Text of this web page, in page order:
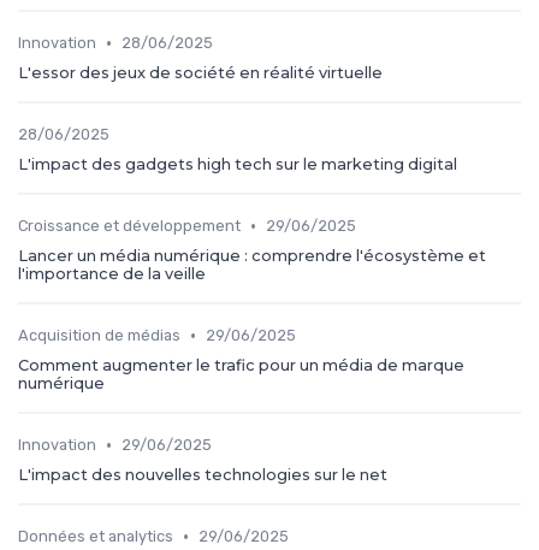
Innovation •
28/06/2025
L'essor des jeux de société en réalité virtuelle
28/06/2025
L'impact des gadgets high tech sur le marketing digital
Croissance et développement •
29/06/2025
Lancer un média numérique : comprendre l'écosystème et
l'importance de la veille
Acquisition de médias •
29/06/2025
Comment augmenter le trafic pour un média de marque
numérique
Innovation •
29/06/2025
L'impact des nouvelles technologies sur le net
Données et analytics •
29/06/2025